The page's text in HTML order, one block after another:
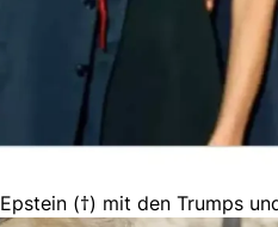
Epstein (†) mit den Trumps